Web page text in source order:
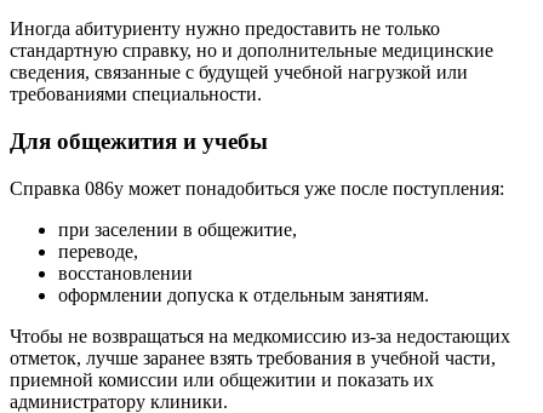
Иногда абитуриенту нужно предоставить не только
стандартную справку, но и дополнительные медицинские
сведения, связанные с будущей учебной нагрузкой или
требованиями специальности.
Для общежития и учебы
Справка 086у может понадобиться уже после поступления:
при заселении в общежитие,
переводе,
восстановлении
оформлении допуска к отдельным занятиям.
Чтобы не возвращаться на медкомиссию из-за недостающих
отметок, лучше заранее взять требования в учебной части,
приемной комиссии или общежитии и показать их
администратору клиники.